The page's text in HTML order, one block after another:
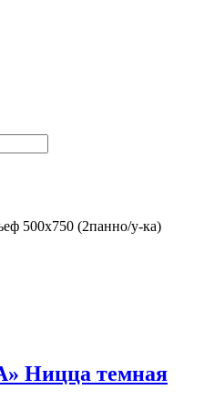
500х750 (2панно/у-ка)
Ницца темная